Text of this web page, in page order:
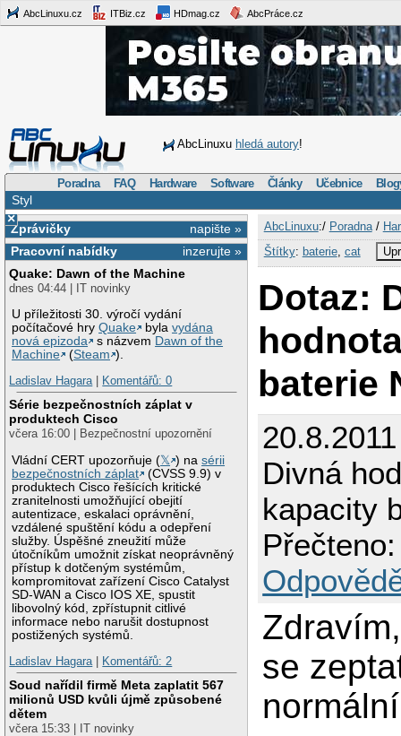
AbcLinuxu.cz ITBiz.cz HDmag.cz AbcPráce.cz
AbcLinuxu hledá autory!
Poradna FAQ Hardware Software Články Učebnice
Styl
×
napište »
Zprávičky
inzerujte »
Pracovní nabídky
Quake: Dawn of the Machine
dnes 04:44 | IT novinky
U příležitosti 30. výročí vydání
počítačové hryQuake bylavydána
nová epizoda
s názvem Dawn of the
Machine
(Steam ).
Ladislav Hagara| Komentářů: 0
Série bezpečnostních záplat v
produktech Cisco
včera 16:00 | Bezpečnostní upozornění
Vládní CERT upozorňuje (𝕏 ) nasérii
bezpečnostních záplat
(CVSS 9.9) v
produktech Cisco řešících kritické
zranitelnosti umožňující obejití
autentizace, eskalaci oprávnění,
vzdálené spuštění kódu a odepření
služby. Úspěšné zneužití může
útočníkům umožnit získat neoprávněný
přístup k dotčeným systémům,
kompromitovat zařízení Cisco Catalyst
SD-WAN a Cisco IOS XE, spustit
libovolný kód, zpřístupnit citlivé
informace nebo narušit dostupnost
postižených systémů.
Ladislav Hagara| Komentářů: 2
Soud nařídil firmě Meta zaplatit 567
milionů USD kvůli újmě způsobené
dětem
včera 15:33 | IT novinky
AbcLinuxu:/ Poradna/
Štítky: baterie, cat
Dotaz:
baterie
Divná
kapacity
se